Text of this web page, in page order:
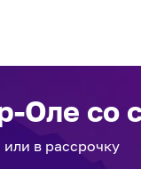
Оле со
в рассрочку